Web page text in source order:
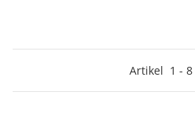
Artikel 1 - 8